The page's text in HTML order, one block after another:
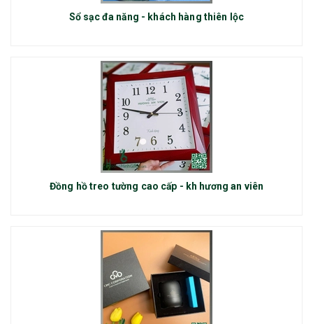
Sổ sạc đa năng - khách hàng thiên lộc
Đồng hồ treo tường cao cấp - kh hương an viên